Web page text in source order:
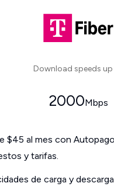
Download speeds
2000Mbps
$45 al mes con
y tarifas.
de carga y